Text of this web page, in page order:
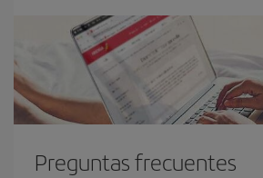
Preguntas frecuentes